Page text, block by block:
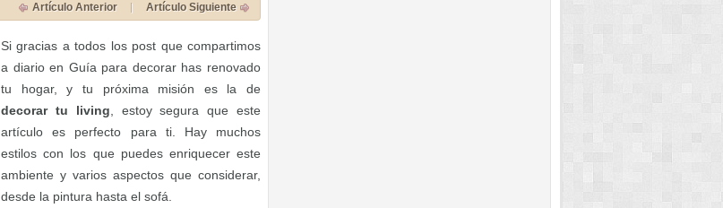
Artículo Anterior Artículo Siguiente
Si gracias a todos los post que compartimos
a diario en Guía para decorar has renovado
tu hogar, y tu próxima misión es la de
decorar tu living , estoy segura que este
artículo es perfecto para ti. Hay muchos
estilos con los que puedes enriquecer este
ambiente y varios aspectos que considerar,
desde la pintura hasta el sofá.